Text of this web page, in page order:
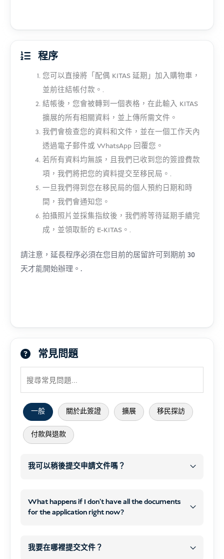
程序
您可以直接將「配偶 KITAS 延期」加入購物車，
並前往結帳付款。.
結帳後，您會被轉到一個表格，在此輸入 KITAS
擴展的所有相關資料，並上傳所需文件。
我們會檢查您的資料和文件，並在一個工作天內
透過電子郵件或 WhatsApp 回覆您。
若所有資料均無誤，且我們已收到您的簽證費款
項，我們將把您的資料提交至移民局。.
一旦我們得到您在移民局的個人預約日期和時
間，我們會通知您。
拍攝照片並採集指紋後，我們將等待延期手續完
成，並領取新的 E-KITAS。.
請注意，延長程序必須在您目前的居留許可到期前 30
天才能開始辦理。.
常見問題
一般 關於此簽證 擴展 移民探訪
付款與退款
我可以稍後提交申請文件嗎？
之後
WhatsApp
電子郵件
What happens if I don't have all the documents
for the application right now?
WhatsApp 或電子郵件
我要在哪裡提交文件？